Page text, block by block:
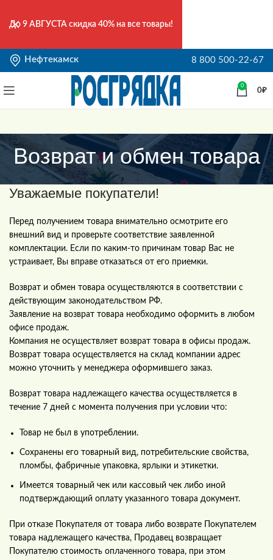
Нефтекамск 8 800 500-22-67
0
0₽
Возврат и обмен товара
Уважаемые покупатели!
Перед получением товара внимательно осмотрите его
внешний вид и проверьте соответствие заявленной
комплектации. Если по каким-то причинам товар Вас не
устраивает, Вы вправе отказаться от его приемки.
Возврат и обмен товара осуществляются в соответствии с
действующим законодательством РФ.
Заявление на возврат товара необходимо оформить в любом
офисе продаж.
Компания не осуществляет возврат товара в офисы продаж.
Возврат товара осуществляется на склад компании адрес
можно уточнить у менеджера оформившего заказ.
Возврат товара надлежащего качества осуществляется в
течение 7 дней с момента получения при условии что:
Товар не был в употреблении.
Сохранены его товарный вид, потребительские свойства,
пломбы, фабричные упаковка, ярлыки и этикетки.
Имеется товарный чек или кассовый чек либо иной
подтверждающий оплату указанного товара документ.
При отказе Покупателя от товара либо возврате Покупателем
товара надлежащего качества, Продавец возвращает
Покупателю стоимость оплаченного товара, при этом
До 9 АВГУСТА скидка 40% на все товары!